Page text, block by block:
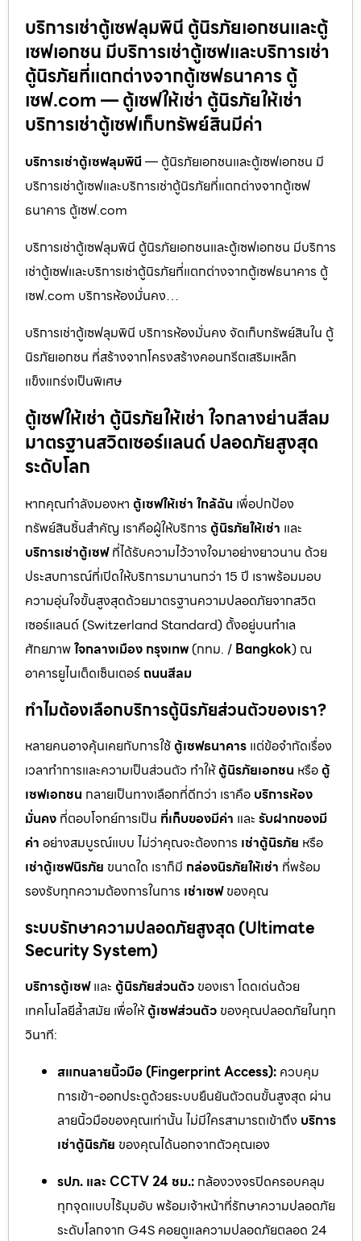
บริการเช่าตู้เซฟลุมพินี ตู้นิรภัยเอกชนและตู้
เซฟเอกชน มีบริการเช่าตู้เซฟและบริการเช่า
ตู้นิรภัยที่แตกต่างจากตู้เซฟธนาคาร ตู้
เซฟ.com — ตู้เซฟให้เช่า ตู้นิรภัยให้เช่า
บริการเช่าตู้เซฟเก็บทรัพย์สินมีค่า
บริการเช่าตู้เซฟลุมพินี — ตู้นิรภัยเอกชนและตู้เซฟเอกชน มี
บริการเช่าตู้เซฟและบริการเช่าตู้นิรภัยที่แตกต่างจากตู้เซฟ
ธนาคาร ตู้เซฟ.com
บริการเช่าตู้เซฟลุมพินี ตู้นิรภัยเอกชนและตู้เซฟเอกชน มีบริการ
เช่าตู้เซฟและบริการเช่าตู้นิรภัยที่แตกต่างจากตู้เซฟธนาคาร ตู้
เซฟ.com บริการห้องมั่นคง…
บริการเช่าตู้เซฟลุมพินี บริการห้องมั่นคง จัดเก็บทรัพย์สินใน ตู้
นิรภัยเอกชน ที่สร้างจากโครงสร้างคอนกรีตเสริมเหล็ก
แข็งแกร่งเป็นพิเศษ
ตู้เซฟให้เช่า ตู้นิรภัยให้เช่า ใจกลางย่านสีลม
มาตรฐานสวิตเซอร์แลนด์ ปลอดภัยสูงสุด
ระดับโลก
หากคุณกำลังมองหา ตู้เซฟให้เช่า ใกล้ฉัน เพื่อปกป้อง
ทรัพย์สินชิ้นสำคัญ เราคือผู้ให้บริการ ตู้นิรภัยให้เช่า และ
บริการเช่าตู้เซฟที่ได้รับความไว้วางใจมาอย่างยาวนาน ด้วย
ประสบการณ์ที่เปิดให้บริการมานานกว่า 15 ปี เราพร้อมมอบ
ความอุ่นใจขั้นสูงสุดด้วยมาตรฐานความปลอดภัยจากสวิต
เซอร์แลนด์ (Switzerland Standard) ตั้งอยู่บนทำเล
ศักยภาพใจกลางเมือง กรุงเทพ(กทม. / Bangkok) ณ
อาคารยูไนเต็ดเซ็นเตอร์ ถนนสีลม
ทำไมต้องเลือกบริการตู้นิรภัยส่วนตัวของเรา?
หลายคนอาจคุ้นเคยกับการใช้ ตู้เซฟธนาคาร แต่ข้อจำกัดเรื่อง
เวลาทำการและความเป็นส่วนตัว ทำให้ตู้นิรภัยเอกชน หรือ ตู้
เซฟเอกชน กลายเป็นทางเลือกที่ดีกว่า เราคือ บริการห้อง
มั่นคง ที่ตอบโจทย์การเป็น ที่เก็บของมีค่า และ รับฝากของมี
ค่า อย่างสมบูรณ์แบบ ไม่ว่าคุณจะต้องการ เช่าตู้นิรภัย หรือ
เช่าตู้เซฟนิรภัย ขนาดใด เราก็มี กล่องนิรภัยให้เช่า ที่พร้อม
รองรับทุกความต้องการในการ เช่าเซฟของคุณ
ระบบรักษาความปลอดภัยสูงสุด (Ultimate
Security System)
บริการตู้เซฟและ ตู้นิรภัยส่วนตัว ของเรา โดดเด่นด้วย
เทคโนโลยีล้ำสมัย เพื่อให้ตู้เซฟส่วนตัว ของคุณปลอดภัยในทุก
วินาที:
สแกนลายนิ้วมือ (Fingerprint Access): ควบคุม
การเข้า-ออกประตูด้วยระบบยืนยันตัวตนขั้นสูงสุด ผ่าน
ลายนิ้วมือของคุณเท่านั้น ไม่มีใครสามารถเข้าถึง บริการ
เช่าตู้นิรภัย ของคุณได้นอกจากตัวคุณเอง
รปภ. และ CCTV 24 ชม.: กล้องวงจรปิดครอบคลุม
ทุกจุดแบบไร้มุมอับ พร้อมเจ้าหน้าที่รักษาความปลอดภัย
ระดับโลกจาก G4S คอยดูแลความปลอดภัยตลอด 24